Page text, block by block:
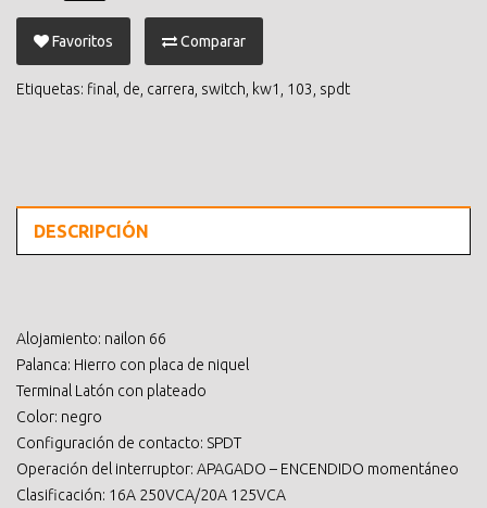
Favoritos Comparar
Etiquetas: final de carrera switch kw1 103 spdt
DESCRIPCIÓN
Alojamiento: nailon 66
Palanca: Hierro con placa de niquel
Terminal Latón con plateado
Color: negro
Configuración de contacto: SPDT
Operación del interruptor: APAGADO – ENCENDIDO momentáneo
Clasificación: 16A 250VCA/20A 125VCA